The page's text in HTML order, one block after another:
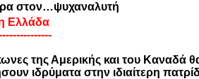
στον…ψυχαναλυτή
Ελλάδα
της Αμερικής και του Καναδά
ιδρύματα στην ιδιαίτερη